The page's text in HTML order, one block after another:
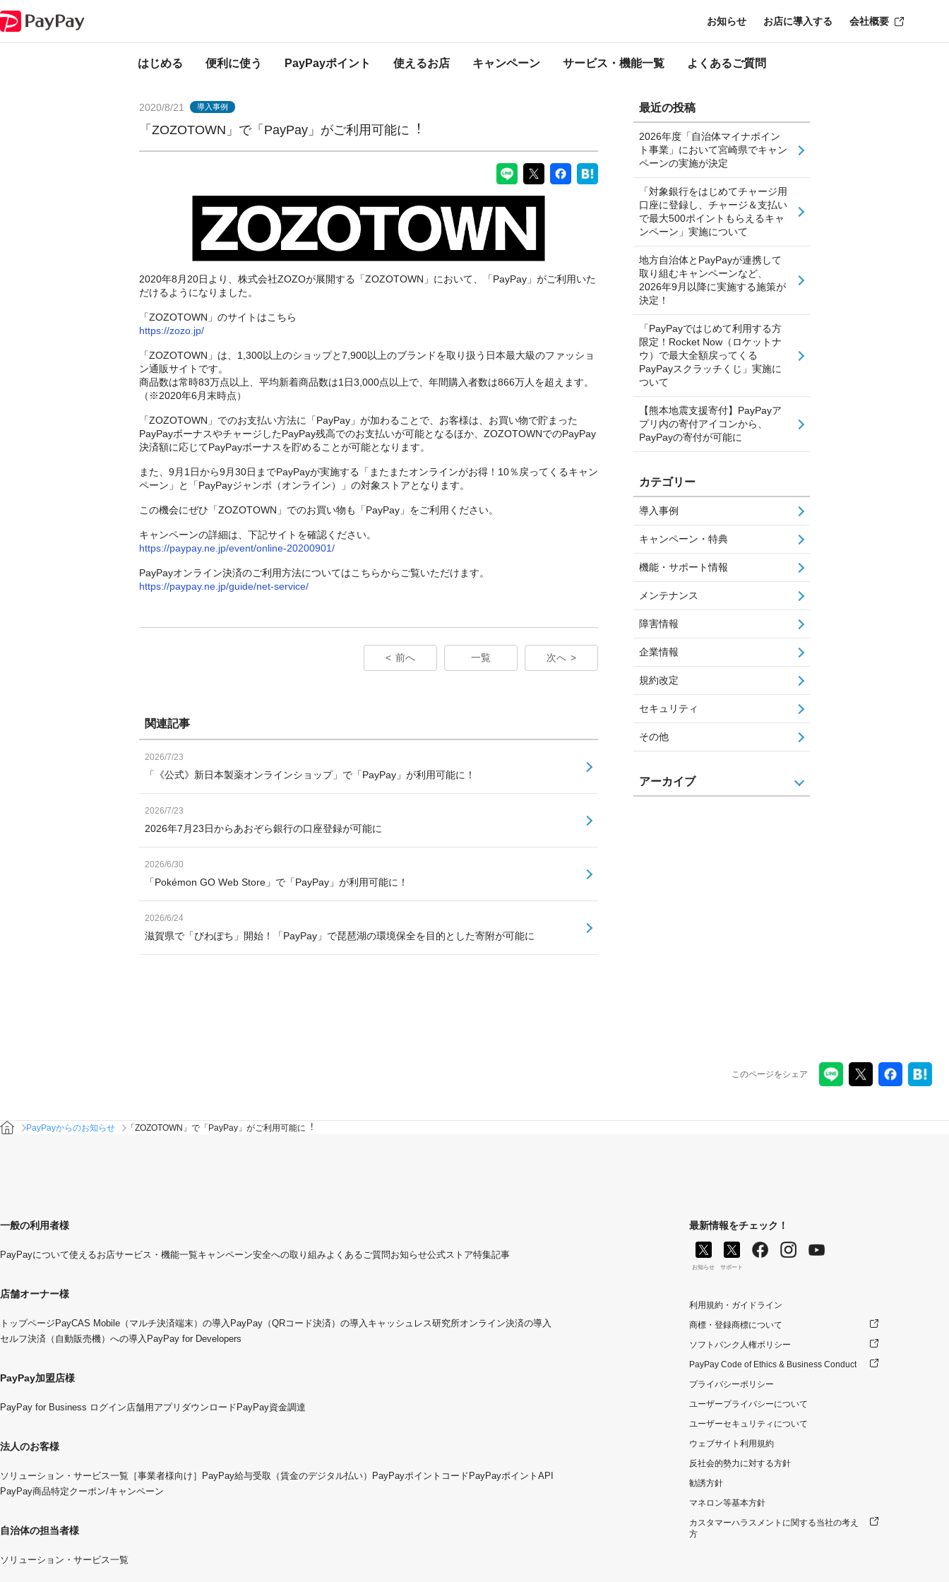
はじめる 便利に使う PayPayポイント 使えるお店 キャンペーン サービス・機能一覧 よくあるご質問
お知らせ お店に導入する 会社概要
PayPayからのお知らせ
2020/8/21 導入事例
「ZOZOTOWN」で「PayPay」がご利用可能に︕
2020年8月20日より、株式会社ZOZOが展開する「ZOZOTOWN」において、「PayPay」がご利用いた
だけるようになりました。
「ZOZOTOWN」のサイトはこちら
https://zozo.jp/
「ZOZOTOWN」は、1,300以上のショップと7,900以上のブランドを取り扱う日本最大級のファッショ
ン通販サイトです。
商品数は常時83万点以上、平均新着商品数は1日3,000点以上で、年間購入者数は866万人を超えます。
（※2020年6月末時点）
「ZOZOTOWN」でのお支払い方法に「PayPay」が加わることで、お客様は、お買い物で貯まった
PayPayボーナスやチャージしたPayPay残高でのお支払いが可能となるほか、ZOZOTOWNでのPayPay
決済額に応じてPayPayボーナスを貯めることが可能となります。
また、9月1日から9月30日までPayPayが実施する「またまたオンラインがお得！10％戻ってくるキャン
ペーン」と「PayPayジャンボ（オンライン）」の対象ストアとなります。
この機会にぜひ「ZOZOTOWN」でのお買い物も「PayPay」をご利用ください。
キャンペーンの詳細は、下記サイトを確認ください。
https://paypay.ne.jp/event/online-20200901/
PayPayオンライン決済のご利用方法についてはこちらからご覧いただけます。
https://paypay.ne.jp/guide/net-service/
前へ 一覧 次へ
関連記事
2026/7/23
「《公式》新日本製薬オンラインショップ」で「PayPay」が利用可能に！
2026/7/23
2026年7月23日からあおぞら銀行の口座登録が可能に
2026/6/30
「Pokémon GO Web Store」で「PayPay」が利用可能に！
2026/6/24
滋賀県で「びわぽち」開始！「PayPay」で琵琶湖の環境保全を目的とした寄附が可能に
最近の投稿
2026年度「自治体マイナポイン
ト事業」において宮崎県でキャン
ペーンの実施が決定
「対象銀行をはじめてチャージ用
口座に登録し、チャージ＆支払い
で最大500ポイントもらえるキャ
ンペーン」実施について
地方自治体とPayPayが連携して
取り組むキャンペーンなど、
2026年9月以降に実施する施策が
決定！
「PayPayではじめて利用する方
限定！Rocket Now（ロケットナ
ウ）で最大全額戻ってくる
PayPayスクラッチくじ」実施に
ついて
【熊本地震支援寄付】PayPayア
プリ内の寄付アイコンから、
PayPayの寄付が可能に
カテゴリー
導入事例
キャンペーン・特典
機能・サポート情報
メンテナンス
障害情報
企業情報
規約改定
セキュリティ
その他
アーカイブ
このページをシェア
PayPayからのお知らせ 「ZOZOTOWN」で「PayPay」がご利用可能に︕
一般の利用者様
PayPayについて使えるお店サービス・機能一覧キャンペーン安全への取り組みよくあるご質問お知らせ公式ストア特集記事
店舗オーナー様
トップページ PayCAS Mobile（マルチ決済端末）の導入 PayPay（QRコード決済）の導入 キャッシュレス研究所オンライン決済の導入
セルフ決済（自動販売機）への導入 PayPay for Developers
PayPay加盟店様
PayPay for Business ログイン店舗用アプリダウンロード PayPay資金調達
法人のお客様
ソリューション・サービス一覧 ［事業者様向け］PayPay給与受取（賃金のデジタル払い） PayPayポイントコード PayPayポイントAPI
PayPay商品特定クーポン/キャンペーン
自治体の担当者様
ソリューション・サービス一覧
最新情報をチェック！
お知らせ サポート
利用規約・ガイドライン
商標・登録商標について
ソフトバンク人権ポリシー
PayPay Code of Ethics & Business Conduct
プライバシーポリシー
ユーザープライバシーについて
ユーザーセキュリティについて
ウェブサイト利用規約
反社会的勢力に対する方針
勧誘方針
マネロン等基本方針
カスタマーハラスメントに関する当社の考え
方